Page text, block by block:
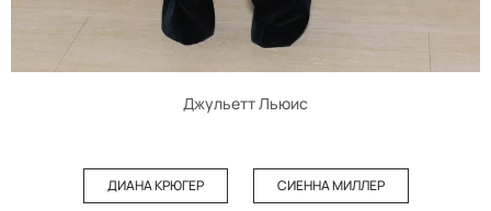
Джульетт Льюис
ДИАНА КРЮГЕР СИЕННА МИЛЛЕР